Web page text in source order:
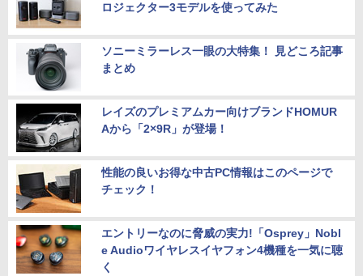
ロジェクター3モデルを使ってみた
ソニーミラーレス一眼の大特集！ 見どころ記事
まとめ
レイズのプレミアムカー向けブランドHOMUR
Aから「2×9R」が登場！
性能の良いお得な中古PC情報はこのページで
チェック！
エントリーなのに脅威の実力!「Osprey」Nobl
e Audioワイヤレスイヤフォン4機種を一気に聴
く